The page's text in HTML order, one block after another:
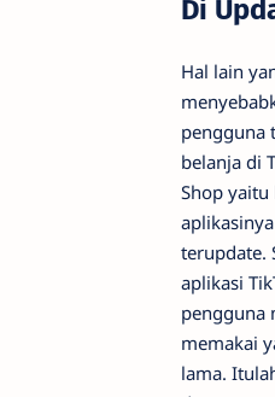
Di
Hal lain
pengguna
belanja di
Shop yaitu
terupdate.
aplikasi
pengguna
memakai
lama.